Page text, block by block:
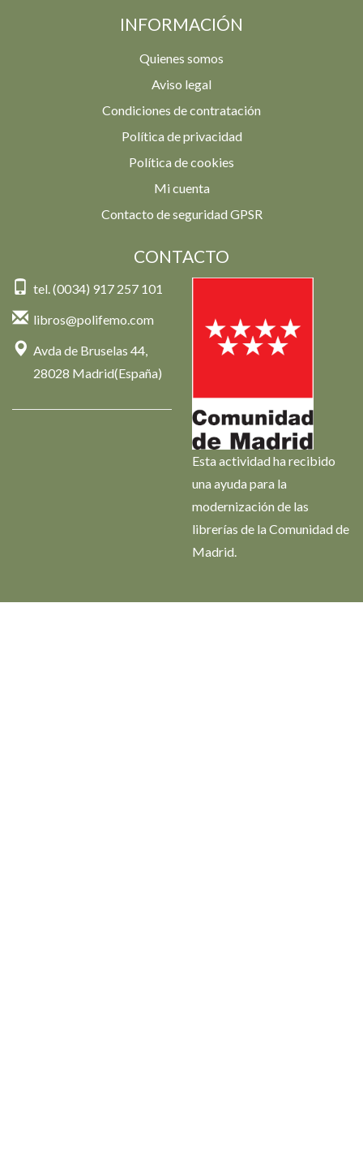
INFORMACIÓN
Quienes somos
Aviso legal
Condiciones de contratación
Política de privacidad
Política de cookies
Mi cuenta
Contacto de seguridad GPSR
CONTACTO
tel. (0034) 917 257 101
libros@polifemo.com
Avda de Bruselas 44,
28028 Madrid(España)
Esta actividad ha recibido
una ayuda para la
modernización de las
librerías de la Comunidad de
Madrid.